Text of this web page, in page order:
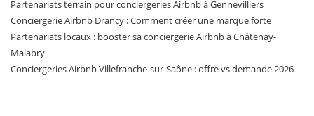
Partenariats terrain pour conciergeries Airbnb à Gennevilliers
Conciergerie Airbnb Drancy : Comment créer une marque forte
Partenariats locaux : booster sa conciergerie Airbnb à Châtenay-
Malabry
Conciergeries Airbnb Villefranche-sur-Saône : offre vs demande 2026